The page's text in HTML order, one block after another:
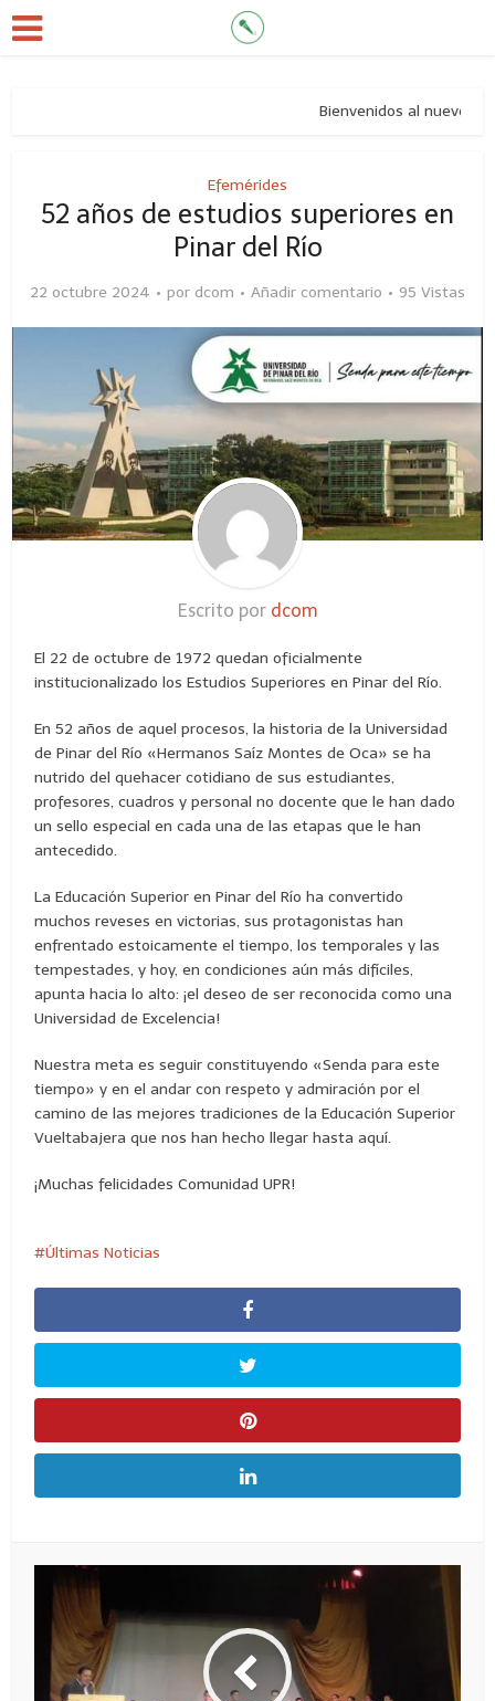
Bienvenidos al nuevo sitio
Efemérides
52 años de estudios superiores en
Pinar del Río
22 octubre 2024 por dcom Añadir comentario 95 Vistas
Escrito por dcom
El 22 de octubre de 1972 quedan oficialmente
institucionalizado los Estudios Superiores en Pinar del Río.
En 52 años de aquel procesos, la historia de la Universidad
de Pinar del Río «Hermanos Saíz Montes de Oca» se ha
nutrido del quehacer cotidiano de sus estudiantes,
profesores, cuadros y personal no docente que le han dado
un sello especial en cada una de las etapas que le han
antecedido.
La Educación Superior en Pinar del Río ha convertido
muchos reveses en victorias, sus protagonistas han
enfrentado estoicamente el tiempo, los temporales y las
tempestades, y hoy, en condiciones aún más difíciles,
apunta hacia lo alto: ¡el deseo de ser reconocida como una
Universidad de Excelencia!
Nuestra meta es seguir constituyendo «Senda para este
tiempo» y en el andar con respeto y admiración por el
camino de las mejores tradiciones de la Educación Superior
Vueltabajera que nos han hecho llegar hasta aquí.
¡Muchas felicidades Comunidad UPR!
Últimas Noticias